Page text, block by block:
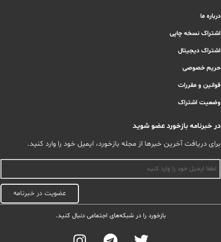
درباره ما
اشتراک نسخه چاپی
اشتراک دیجیتال
حریم خصوصی
قوانین و مقررات
وضعیت اشتراک
در خبرنامه بازخورد عضو شوید
برای دریافت آخرین خبرها از مجله بازخورد، ایمیل خود را وارد کنید.
عضویت در خبرنامه
بازخورد را در شبکه‌های اجتماعی دنبال کنید.